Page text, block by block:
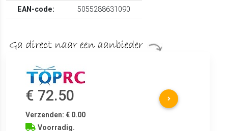
EAN-code:
5055288631090
€ 72.50
Verzenden: € 0.00
Voorradig.